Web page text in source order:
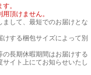
。
頂けません。
して、最短でのお届けとな
する梱包サイズによって別
長期休暇期間はお届けする
イト上にてお知らせいたし